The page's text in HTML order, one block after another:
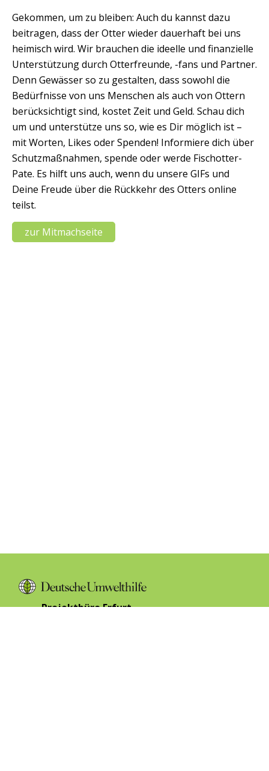
Gekommen, um zu bleiben: Auch du kannst dazu
beitragen, dass der Otter wieder dauerhaft bei uns
heimisch wird. Wir brauchen die ideelle und finanzielle
Unterstützung durch Otterfreunde, -fans und Partner.
Denn Gewässer so zu gestalten, dass sowohl die
Bedürfnisse von uns Menschen als auch von Ottern
berücksichtigt sind, kostet Zeit und Geld. Schau dich
um und unterstütze uns so, wie es Dir möglich ist –
mit Worten, Likes oder Spenden! Informiere dich über
Schutzmaßnahmen, spende oder werde Fischotter-
Pate. Es hilft uns auch, wenn du unsere GIFs und
Deine Freude über die Rückkehr des Otters online
teilst.
zur Mitmachseite
Projektbüro Erfurt